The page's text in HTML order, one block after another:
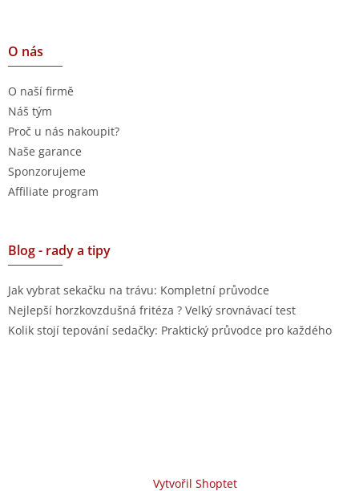
O nás
O naší firmě
Náš tým
Proč u nás nakoupit?
Naše garance
Sponzorujeme
Affiliate program
Blog - rady a tipy
Jak vybrat sekačku na trávu: Kompletní průvodce
Nejlepší horzkovzdušná fritéza ? Velký srovnávací test
Kolik stojí tepování sedačky: Praktický průvodce pro každého
Vytvořil Shoptet